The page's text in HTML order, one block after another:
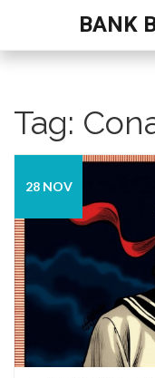
BANK
Tag:
28 NOV